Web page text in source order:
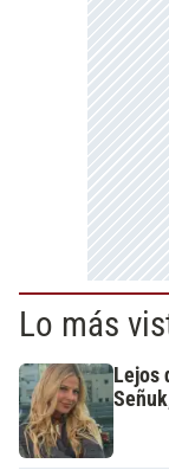
Lo más
Lejos